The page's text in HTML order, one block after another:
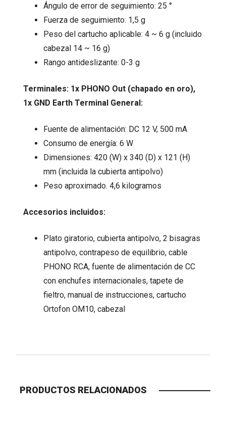
Ángulo de error de seguimiento: 25 °
Fuerza de seguimiento: 1,5 g
Peso del cartucho aplicable: 4 ~ 6 g (incluido
cabezal 14 ~ 16 g)
Rango antideslizante: 0-3 g
Terminales: 1x PHONO Out (chapado en oro),
1x GND Earth Terminal General:
Fuente de alimentación: DC 12 V, 500 mA
Consumo de energía: 6 W
Dimensiones: 420 (W) x 340 (D) x 121 (H)
mm (incluida la cubierta antipolvo)
Peso aproximado. 4,6 kilogramos
Accesorios incluidos:
Plato giratorio, cubierta antipolvo, 2 bisagras
antipolvo, contrapeso de equilibrio, cable
PHONO RCA, fuente de alimentación de CC
con enchufes internacionales, tapete de
fieltro, manual de instrucciones, cartucho
Ortofon OM10, cabezal
PRODUCTOS RELACIONADOS